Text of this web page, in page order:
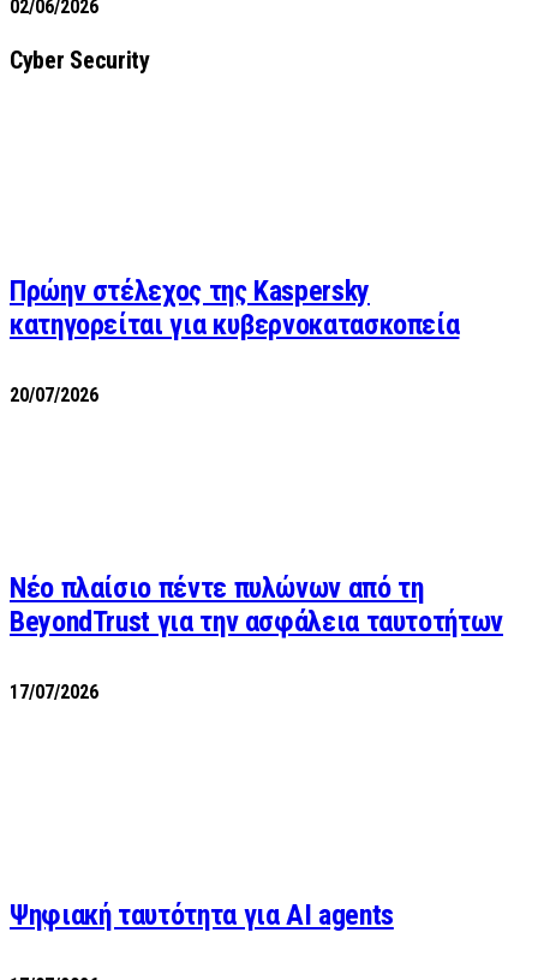
02/06/2026
Cyber Security
Πρώην στέλεχος της Kaspersky
κατηγορείται για κυβερνοκατασκοπεία
20/07/2026
Νέο πλαίσιο πέντε πυλώνων από τη
BeyondTrust για την ασφάλεια ταυτοτήτων
17/07/2026
Ψηφιακή ταυτότητα για AI agents